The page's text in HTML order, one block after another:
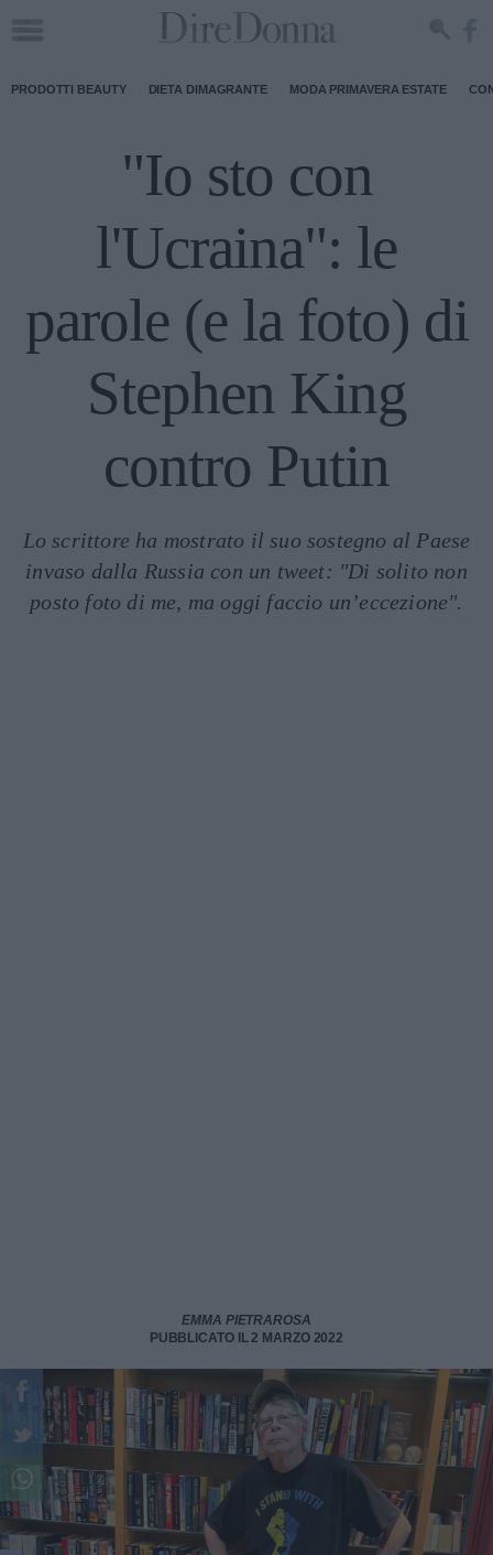
PRODOTTI BEAUTY DIETA DIMAGRANTE MODA PRIMAVERA ESTATE
"Io sto con
l'Ucraina": le
parole (e la foto) di
Stephen King
contro Putin
Lo scrittore ha mostrato il suo sostegno al Paese
invaso dalla Russia con un tweet: "Di solito non
posto foto di me, ma oggi faccio un’eccezione".
EMMA PIETRAROSA
PUBBLICATO IL 2 MARZO 2022